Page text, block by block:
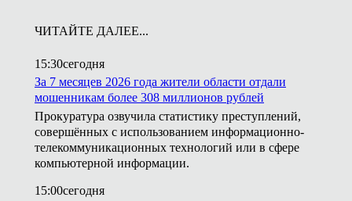
ЧИТАЙТЕ ДАЛЕЕ...
15:30сегодня
За 7 месяцев 2026 года жители области отдали
мошенникам более 308 миллионов рублей
Прокуратура озвучила статистику преступлений,
совершённых с использованием информационно-
телекоммуникационных технологий или в сфере
компьютерной информации.
15:00сегодня